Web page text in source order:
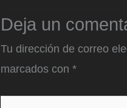
Deja un
Tu dirección de correo
marcados con *